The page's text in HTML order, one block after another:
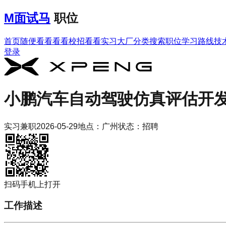
M面试马 职位
首页随便看看看看校招看看实习大厂分类搜索职位学习路线技
登录
小鹏汽车自动驾驶仿真评估开
实习兼职2026-05-29地点： 广州状态： 招聘
扫码手机上打开
工作描述